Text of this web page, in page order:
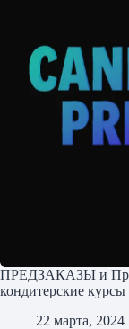
ПРЕДЗАКАЗЫ и
кондитерские
22 марта, 2024